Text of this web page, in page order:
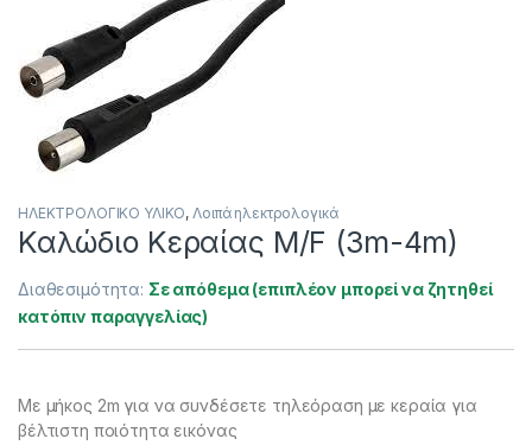
ΗΛΕΚΤΡΟΛΟΓΙΚΟ ΥΛΙΚΟ,Λοιπά ηλεκτρολογικά
Καλώδιο Κεραίας M/F (3m-4m)
Διαθεσιμότητα: Σε απόθεμα (επιπλέον μπορεί να ζητηθεί
κατόπιν παραγγελίας)
Με μήκος 2m για να συνδέσετε τηλεόραση με κεραία για
βέλτιστη ποιότητα εικόνας